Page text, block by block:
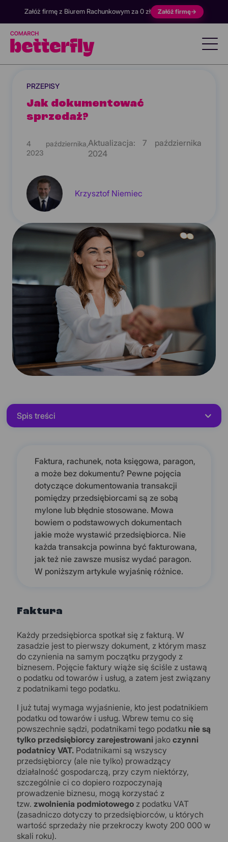
Załóż firmę z Biurem Rachunkowym za 0 zł Załóż firmę→
PRZEPISY
Jak dokumentować
sprzedaż?
4 października,
2023
Aktualizacja:7 października
2024
Krzysztof Niemiec
Spis treści
Faktura, rachunek, nota księgowa, paragon,
a może bez dokumentu? Pewne pojęcia
dotyczące dokumentowania transakcji
pomiędzy przedsiębiorcami są ze sobą
mylone lub błędnie stosowane. Mowa
bowiem o podstawowych dokumentach
jakie może wystawić przedsiębiorca. Nie
każda transakcja powinna być fakturowana,
jak też nie zawsze musisz wydać paragon.
W poniższym artykule wyjaśnię różnice.
Faktura
Każdy przedsiębiorca spotkał się z fakturą. W
zasadzie jest to pierwszy dokument, z którym masz
do czynienia na samym początku przygody z
biznesem. Pojęcie faktury wiąże się ściśle z ustawą
o podatku od towarów i usług, a zatem jest związany
z podatnikami tego podatku.
I już tutaj wymaga wyjaśnienie, kto jest podatnikiem
podatku od towarów i usług. Wbrew temu co się
powszechnie sądzi, podatnikami tego podatku nie są
tylko przedsiębiorcy zarejestrowani jakoczynni
podatnicy VAT. Podatnikami są wszyscy
przedsiębiorcy (ale nie tylko) prowadzący
działalność gospodarczą, przy czym niektórzy,
szczególnie ci co dopiero rozpoczynają
prowadzenie biznesu, mogą korzystać z
tzw. zwolnienia podmiotowego z podatku VAT
(zasadniczo dotyczy to przedsiębiorców, u których
wartość sprzedaży nie przekroczy kwoty 200 000 w
skali roku).